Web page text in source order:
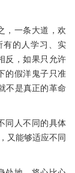
，一条大道，欢
有的人学习、实
反，如果只允许
的假洋鬼子只准
不是真正的革命
同人不同的具体
又能够适应不同